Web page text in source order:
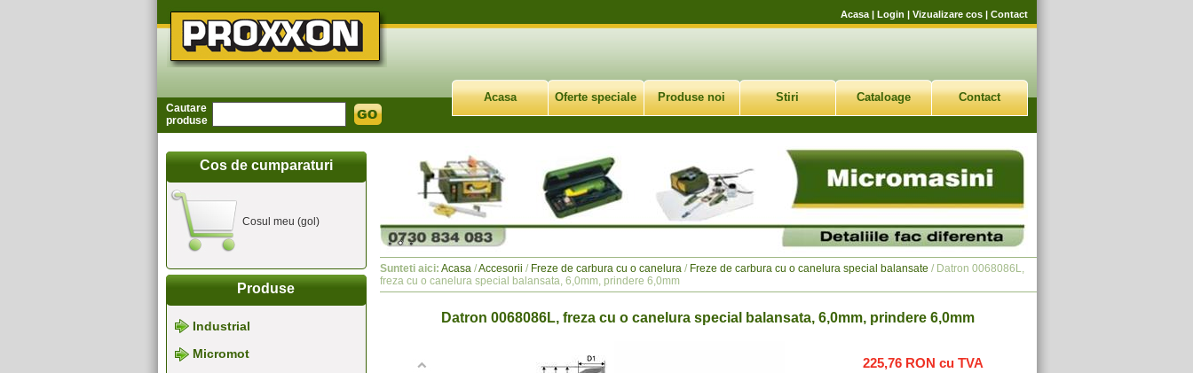
Acasa| Login | Vizualizare cos| Contact
Cautare
produse
Acasa Oferte speciale Produse noi Stiri Cataloage Contact
Cos de cumparaturi
Cosul meu (gol)
Produse
Industrial
Micromot
Sunteti aici: Acasa/Accesorii / Freze de carbura cu o canelura/ Freze de carbura cu o canelura special balansate / Datron 0068086L,
freza cu o canelura special balansata, 6,0mm, prindere 6,0mm
Datron 0068086L, freza cu o canelura special balansata, 6,0mm, prindere 6,0mm
225,76 RON cu TVA